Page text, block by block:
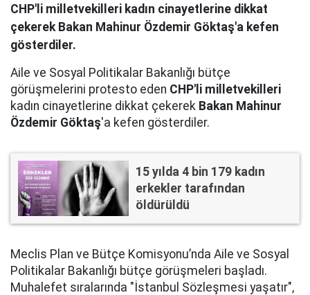
CHP'li milletvekilleri kadın cinayetlerine dikkat
çekerek Bakan Mahinur Özdemir Göktaş'a kefen
gösterdiler.
Aile ve Sosyal Politikalar Bakanlığı bütçe
görüşmelerini protesto eden CHP'li milletvekilleri
kadın cinayetlerine dikkat çekerek Bakan Mahinur
Özdemir Göktaş'a kefen gösterdiler.
15 yılda 4 bin 179 kadın
erkekler tarafından
öldürüldü
Meclis Plan ve Bütçe Komisyonu’nda Aile ve Sosyal
Politikalar Bakanlığı bütçe görüşmeleri başladı.
Muhalefet sıralarında "İstanbul Sözleşmesi yaşatır",